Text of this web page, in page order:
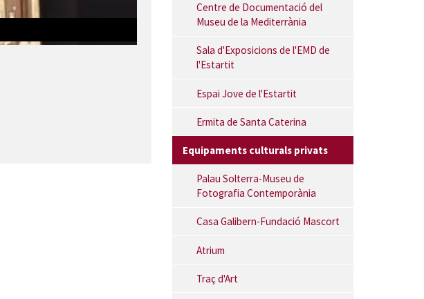
Centre de Documentació del
Museu de la Mediterrània
Sala d'Exposicions de l'EMD de
l'Estartit
Espai Jove de l'Estartit
Ermita de Santa Caterina
Equipaments culturals privats
Palau Solterra-Museu de
Fotografia Contemporània
Casa Galibern-Fundació Mascort
Atrium
Traç d'Art